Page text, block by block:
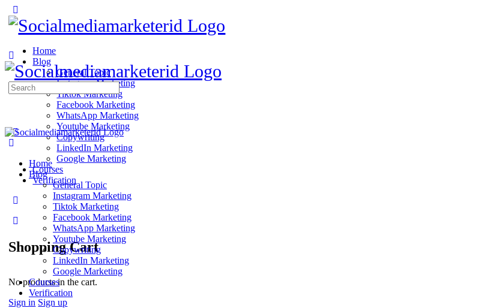
Home
Blog
General Topic
Instagram Marketing
Tiktok Marketing
Facebook Marketing
WhatsApp Marketing
Youtube Marketing
Copywriting
LinkedIn Marketing
Google Marketing
Courses
Verification
Shopping Cart
No products in the cart.
Sign in Sign up
Search
for:
Home
Blog
General Topic
Instagram Marketing
Tiktok Marketing
Facebook Marketing
WhatsApp Marketing
Youtube Marketing
Copywriting
LinkedIn Marketing
Google Marketing
Courses
Verification